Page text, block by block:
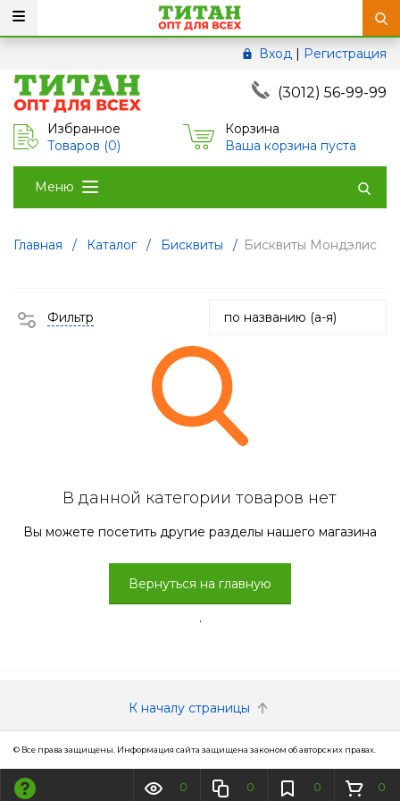
0 0 0 0
Вход | Регистрация
(3012) 56-99-99
Избранное
Товаров (0)
Корзина
Ваша корзина пуста
Меню
Главная / Каталог / Бисквиты / Бисквиты Мондэлис
Фильтр
В данной категории товаров нет
Вы можете посетить другие разделы нашего магазина
Вернуться на главную
.
К началу страницы
© Все права защищены. Информация сайта защищена законом об авторских правах.